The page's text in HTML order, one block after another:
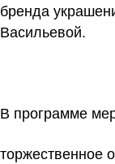
бренда
Васильевой.
В программе
торжественное